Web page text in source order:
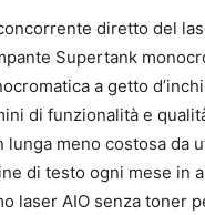
diretto del
Supertank
a getto
di funzionalità e
lunga meno costosa da
di testo ogni mese in
laser AIO senza toner